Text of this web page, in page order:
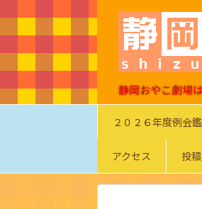
静岡おやこ劇場
２０２６年度例会
アクセス 投